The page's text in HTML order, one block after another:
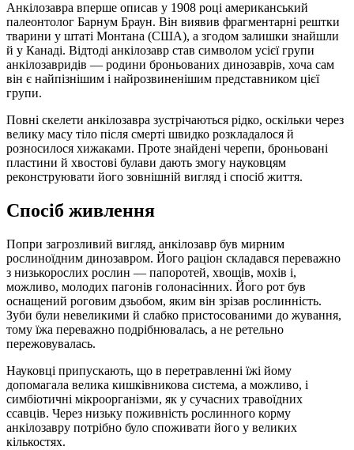
Анкілозавра вперше описав у 1908 році американський
палеонтолог Барнум Браун. Він виявив фрагментарні рештки
тварини у штаті Монтана (США), а згодом залишки знайшли
й у Канаді. Відтоді анкілозавр став символом усієї групи
анкілозавридів — родини броньованих динозаврів, хоча сам
він є найпізнішим і найрозвиненішим представником цієї
групи.
Повні скелети анкілозавра зустрічаються рідко, оскільки через
велику масу тіло після смерті швидко розкладалося й
розносилося хижаками. Проте знайдені черепи, броньовані
пластини й хвостові булави дають змогу науковцям
реконструювати його зовнішній вигляд і спосіб життя.
Спосіб живлення
Попри загрозливий вигляд, анкілозавр був мирним
рослиноїдним динозавром. Його раціон складався переважно
з низькорослих рослин — папоротей, хвощів, мохів і,
можливо, молодих пагонів голонасінних. Його рот був
оснащений роговим дзьобом, яким він зрізав рослинність.
Зуби були невеликими й слабко пристосованими до жування,
тому їжа переважно подрібнювалась, а не ретельно
пережовувалась.
Науковці припускають, що в перетравленні їжі йому
допомагала велика кишківникова система, а можливо, і
симбіотичні мікроорганізми, як у сучасних травоїдних
ссавців. Через низьку поживність рослинного корму
анкілозавру потрібно було споживати його у великих
кількостях.